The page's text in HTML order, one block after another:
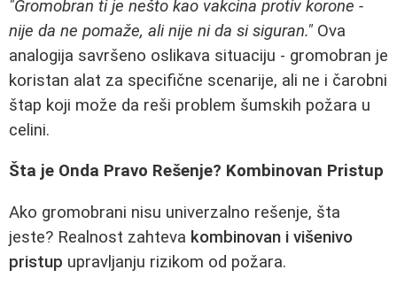
"Gromobran ti je nešto kao vakcina protiv korone -
nije da ne pomaže, ali nije ni da si siguran." Ova
analogija savršeno oslikava situaciju - gromobran je
koristan alat za specifične scenarije, ali ne i čarobni
štap koji može da reši problem šumskih požara u
celini.
Šta je Onda Pravo Rešenje? Kombinovan Pristup
Ako gromobrani nisu univerzalno rešenje, šta
jeste? Realnost zahteva kombinovan i višenivo
pristup upravljanju rizikom od požara.